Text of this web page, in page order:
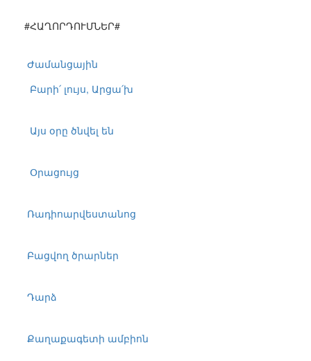
#ՀԱՂՈՐԴՈՒՄՆԵՐ#
Ժամանցային
Բարի՛ լույս, Արցա՛խ
Այս օրը ծնվել են
Օրացույց
Ռադիոարվեստանոց
Բացվող ծրարներ
Դարձ
Քաղաքագետի ամբիոն